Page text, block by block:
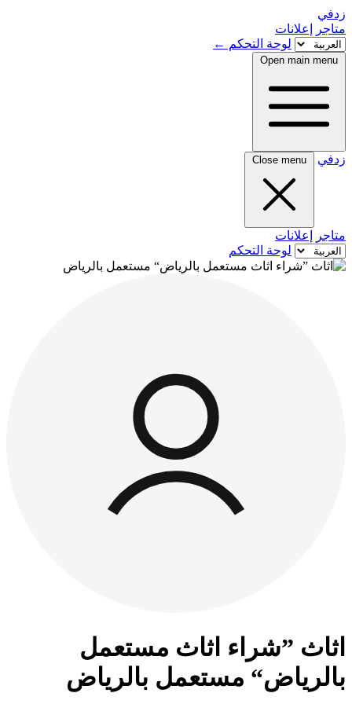
زدفي
متاجر
إعلانات
لوحة التحكم ←
Open main menu
زدفي Close menu
متاجر
إعلانات
لوحة التحكم
‫اثاث ”شراء اثاث مستعمل